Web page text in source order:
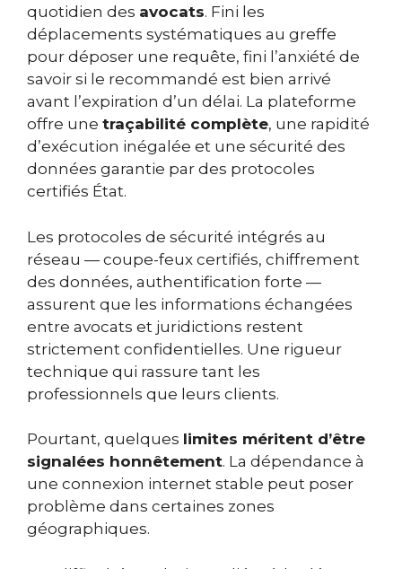
quotidien des avocats. Fini les
déplacements systématiques au greffe
pour déposer une requête, fini l’anxiété de
savoir si le recommandé est bien arrivé
avant l’expiration d’un délai. La plateforme
offre une traçabilité complète, une rapidité
d’exécution inégalée et une sécurité des
données garantie par des protocoles
certifiés État.
Les protocoles de sécurité intégrés au
réseau — coupe-feux certifiés, chiffrement
des données, authentification forte —
assurent que les informations échangées
entre avocats et juridictions restent
strictement confidentielles. Une rigueur
technique qui rassure tant les
professionnels que leurs clients.
Pourtant, quelques limites méritent d’être
signalées honnêtement. La dépendance à
une connexion internet stable peut poser
problème dans certaines zones
géographiques.